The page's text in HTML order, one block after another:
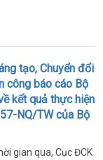
tạo, Chuyển đổi
công báo cáo Bộ
kết quả thực hiện
NQ/TW của Bộ
gian qua, Cục ĐCK